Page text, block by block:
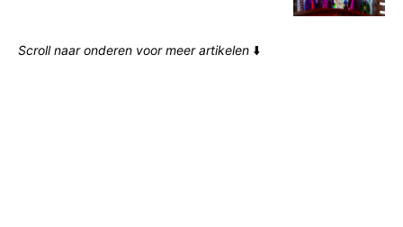
Scroll naar onderen voor meer artikelen ⬇️